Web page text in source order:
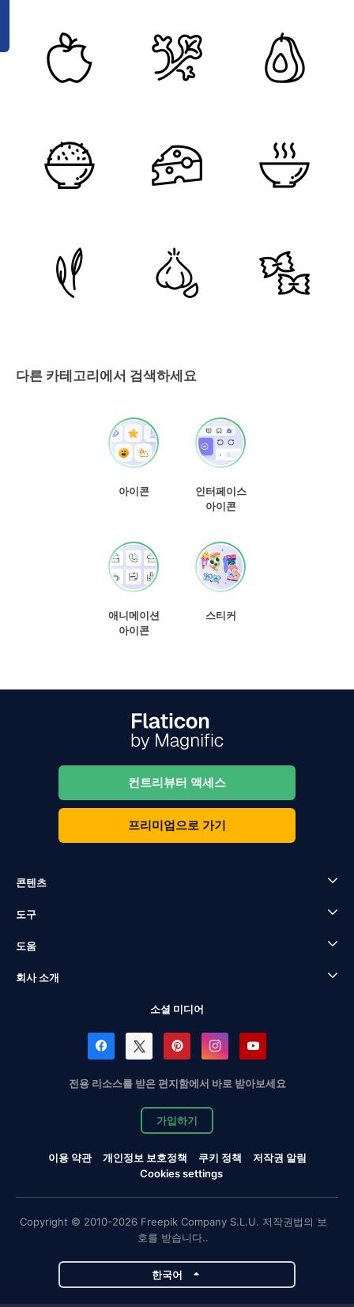
다른 카테고리에서 검색하세요
아이콘
인터페이스
아이콘
애니메이션
아이콘
스티커
컨트리뷰터 액세스
프리미엄으로 가기
콘텐츠
도구
도움
회사 소개
소셜 미디어
전용 리소스를 받은 편지함에서 바로 받아보세요
가입하기
이용 약관 개인정보 보호정책 쿠키 정책
저작권 알림
Cookies settings
Copyright © 2010-2026 Freepik Company S.L.U. 저작권법의 보
호를 받습니다..
한국어